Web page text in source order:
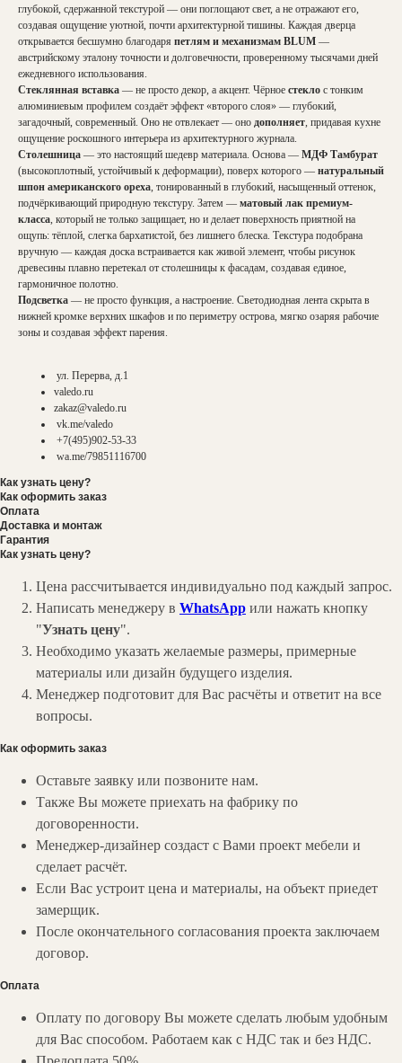
глубокой, сдержанной текстурой — они поглощают свет, а не отражают его,
создавая ощущение уютной, почти архитектурной тишины. Каждая дверца
открывается бесшумно благодаря петлям и механизмам BLUM —
австрийскому эталону точности и долговечности, проверенному тысячами дней
ежедневного использования.
Стеклянная вставка — не просто декор, а акцент. Чёрное стекло с тонким
алюминиевым профилем создаёт эффект «второго слоя» — глубокий,
загадочный, современный. Оно не отвлекает — оно дополняет, придавая кухне
ощущение роскошного интерьера из архитектурного журнала.
Столешница — это настоящий шедевр материала. Основа — МДФ Тамбурат
(высокоплотный, устойчивый к деформации), поверх которого — натуральный
шпон американского ореха, тонированный в глубокий, насыщенный оттенок,
подчёркивающий природную текстуру. Затем — матовый лак премиум-
класса, который не только защищает, но и делает поверхность приятной на
ощупь: тёплой, слегка бархатистой, без лишнего блеска. Текстура подобрана
вручную — каждая доска встраивается как живой элемент, чтобы рисунок
древесины плавно перетекал от столешницы к фасадам, создавая единое,
гармоничное полотно.
Подсветка — не просто функция, а настроение. Светодиодная лента скрыта в
нижней кромке верхних шкафов и по периметру острова, мягко озаряя рабочие
зоны и создавая эффект парения.
ул. Перерва, д.1
valedo.ru
zakaz@valedo.ru
vk.me/valedo
+7(495)902-53-33
wa.me/79851116700
Как узнать цену?
Как оформить заказ
Оплата
Доставка и монтаж
Гарантия
Как узнать цену?
Цена рассчитывается индивидуально под каждый запрос.
Написать менеджеру в WhatsApp или нажать кнопку
"Узнать цену".
Необходимо указать желаемые размеры, примерные
материалы или дизайн будущего изделия.
Менеджер подготовит для Вас расчёты и ответит на все
вопросы.
Как оформить заказ
Оставьте заявку или позвоните нам.
Также Вы можете приехать на фабрику по
договоренности.
Менеджер-дизайнер создаст с Вами проект мебели и
сделает расчёт.
Если Вас устроит цена и материалы, на объект приедет
замерщик.
После окончательного согласования проекта заключаем
договор.
Оплата
Оплату по договору Вы можете сделать любым удобным
для Вас способом. Работаем как с НДС так и без НДС.